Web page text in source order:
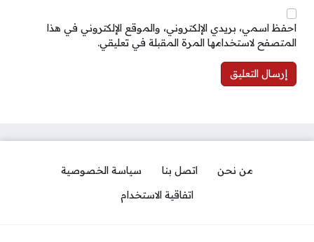
احفظ اسمي، بريدي الإلكتروني، والموقع الإلكتروني في هذا
المتصفح لاستخدامها المرة المقبلة في تعليقي.
من نحن اتصل بنا
سياسة الخصوصية
اتفاقية الاستخدام